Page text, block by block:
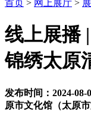
首页 > 网上展厅 >
线上展播
锦绣太原
发布时间：2024-08-
原市文化馆（太原